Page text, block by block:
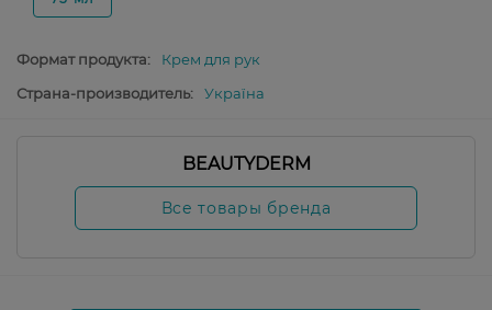
Формат продукта:
Крем для рук
Страна-производитель:
Україна
BEAUTYDERM
Все товары бренда